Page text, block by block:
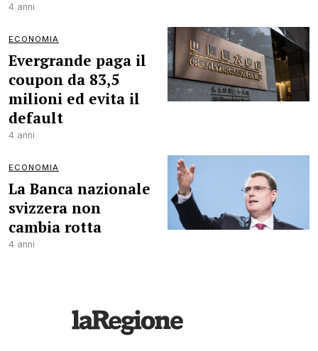
4 anni
ECONOMIA
Evergrande paga il
coupon da 83,5
milioni ed evita il
default
4 anni
ECONOMIA
La Banca nazionale
svizzera non
cambia rotta
4 anni